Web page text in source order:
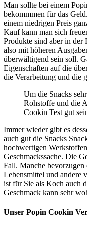
Man sollte bei einem
bekommmen für das
einem niedrigen Preis
Kauf kann man sich
Produkte sind aber in der
also mit höheren
überwältigend sein soll.
Eigenschaften auf die
die Verarbeitung und die
Um die Snacks
Rohstoffe und die
Cookin Test gut
Immer wieder gibt es
auch gut die Snacks
hochwertigen
Geschmackssache. Die
Fall. Manche
Lebensmittel und andere
ist für Sie als Koch auch
Geschmack kann sehr
Unser Popin Cookin